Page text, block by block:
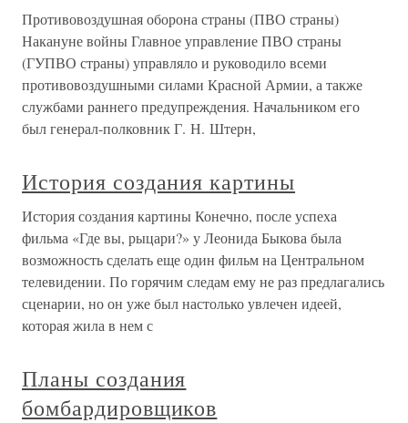
Противовоздушная оборона страны (ПВО страны)
Накануне войны Главное управление ПВО страны
(ГУПВО страны) управляло и руководило всеми
противовоздушными силами Красной Армии, а также
службами раннего предупреждения. Начальником его
был генерал-полковник Г. Н. Штерн,
История создания картины
История создания картины Конечно, после успеха
фильма «Где вы, рыцари?» у Леонида Быкова была
возможность сделать еще один фильм на Центральном
телевидении. По горячим следам ему не раз предлагались
сценарии, но он уже был настолько увлечен идеей,
которая жила в нем с
Планы создания
бомбардировщиков